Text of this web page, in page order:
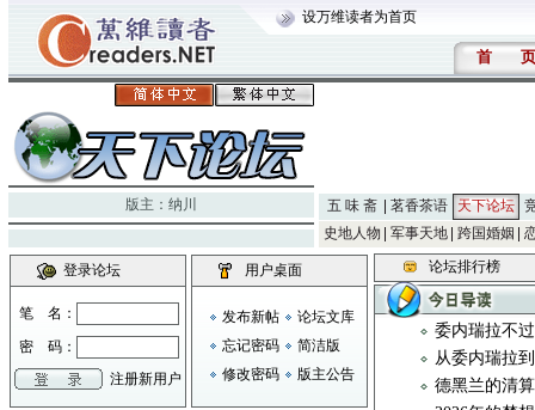
设万维读者为首页
首 页
版主： 纳川 五 味 斋 茗香茶语 天下论坛
史地人物
军事天地 跨国婚姻
登录论坛
笔 名：
密 码：
注册新用户
用户桌面
发布新帖
论坛文库
忘记密码
简洁版
修改密码
版主公告
论坛排行榜
委内瑞拉不
从委内瑞拉
德黑兰的清